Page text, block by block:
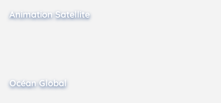
Animation Satellite
Océan Global